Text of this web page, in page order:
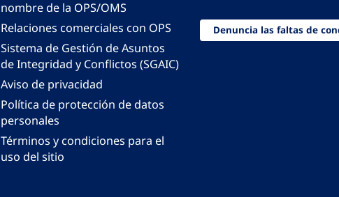
nombre de la OPS/OMS
Relaciones comerciales con OPS
Sistema de Gestión de Asuntos
de Integridad y Conflictos (SGAIC)
Aviso de privacidad
Política de protección de datos
personales
Términos y condiciones para el
uso del sitio
Denuncia las faltas de